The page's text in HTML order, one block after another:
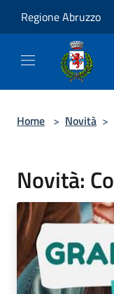
Regione Abruzzo
Home > Novità >
Novità: